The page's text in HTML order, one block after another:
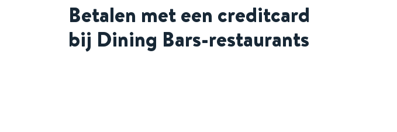
Betalen met een creditcard
bij Dining Bars-restaurants